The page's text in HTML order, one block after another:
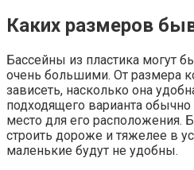
Каких размеров
Бассейны из пластика могут
очень большими. От размера
зависеть, насколько она
подходящего варианта
место для его расположения.
строить дороже и тяжелее в
маленькие будут не удобны.